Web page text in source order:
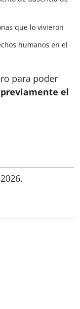
que lo vivieron
humanos en el
para poder
el